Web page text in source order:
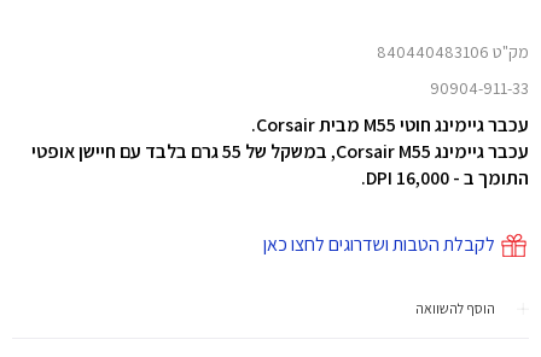
מק"ט 840440483106
90904-911-33
עכבר גיימינג חוטי M55 מבית Corsair.
עכבר גיימינג Corsair M55, במשקל של 55 גרם בלבד עם חיישן אופטי
התומך ב - 16,000 DPI.
לקבלת הטבות ושדרוגים לחצו כאן
הוסף להשוואה